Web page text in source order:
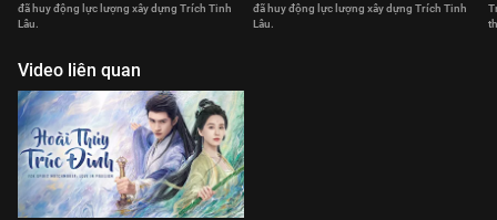
đã huy động lực lượng xây dựng Trích Tinh
Lâu.
đã huy động lực lượng xây dựng Trích Tinh
Lâu.
Video liên quan